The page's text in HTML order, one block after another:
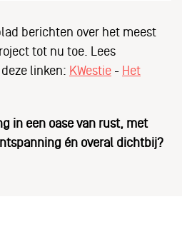
berichten over het meest
tot nu toe. Lees
linken: KWestie - Het
in een oase van rust, met
én overal dichtbij?